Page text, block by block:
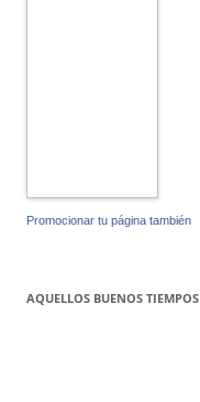
Promocionar tu página también
AQUELLOS BUENOS TIEMPOS